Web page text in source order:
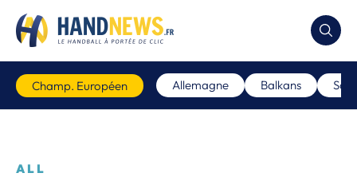
Champ. Européen Allemagne Balkans
ALL